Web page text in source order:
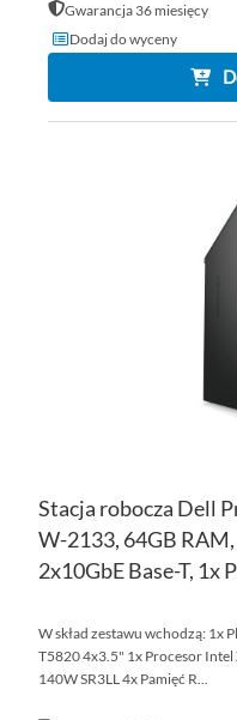
Gwarancja 36 miesięcy
Dodaj do wyceny
Stacja robocza Dell
W-2133, 64GB RAM,
2x10GbE Base-T, 1x
W skład zestawu wchodzą: 1x
T5820 4x3.5" 1x Procesor
140W SR3LL 4x Pamięć R...